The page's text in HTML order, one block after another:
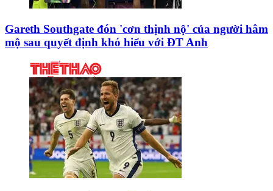
Gareth Southgate đón 'cơn thịnh nộ' của người hâm
mộ sau quyết định khó hiểu với ĐT Anh